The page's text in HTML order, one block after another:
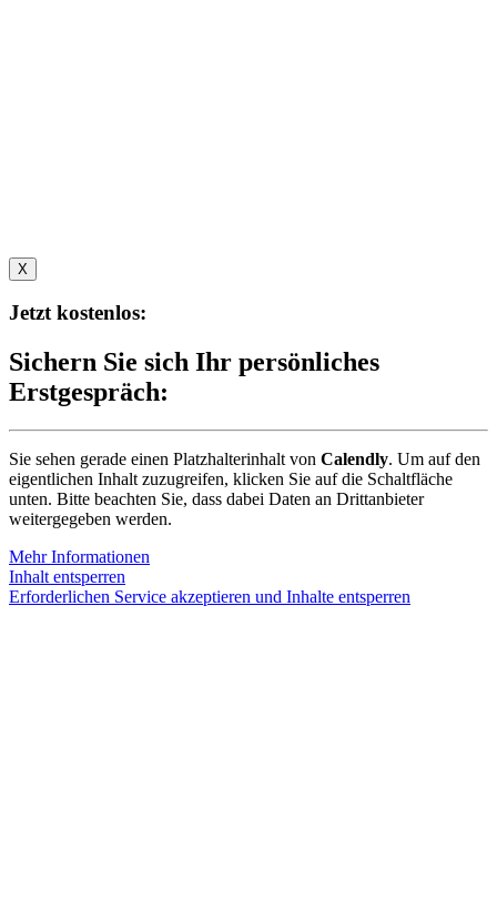
X
Jetzt kostenlos:
Sichern Sie sich Ihr persönliches
Erstgespräch:
Sie sehen gerade einen Platzhalterinhalt von Calendly. Um auf den
eigentlichen Inhalt zuzugreifen, klicken Sie auf die Schaltfläche
unten. Bitte beachten Sie, dass dabei Daten an Drittanbieter
weitergegeben werden.
Mehr Informationen
Inhalt entsperren
Erforderlichen Service akzeptieren und Inhalte entsperren